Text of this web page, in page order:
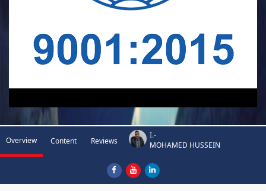
Overview Content Reviews
I.-
MOHAMED HUSSEIN